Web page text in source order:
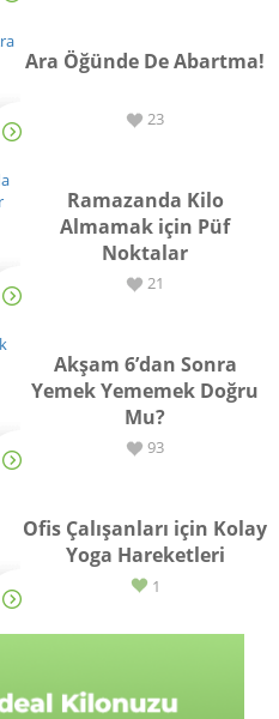
Ara Öğünde De Abartma!
23
Ramazanda Kilo
Almamak için Püf
Noktalar
21
Akşam 6’dan Sonra
Yemek Yememek Doğru
Mu?
93
Ofis Çalışanları için Kolay
Yoga Hareketleri
1